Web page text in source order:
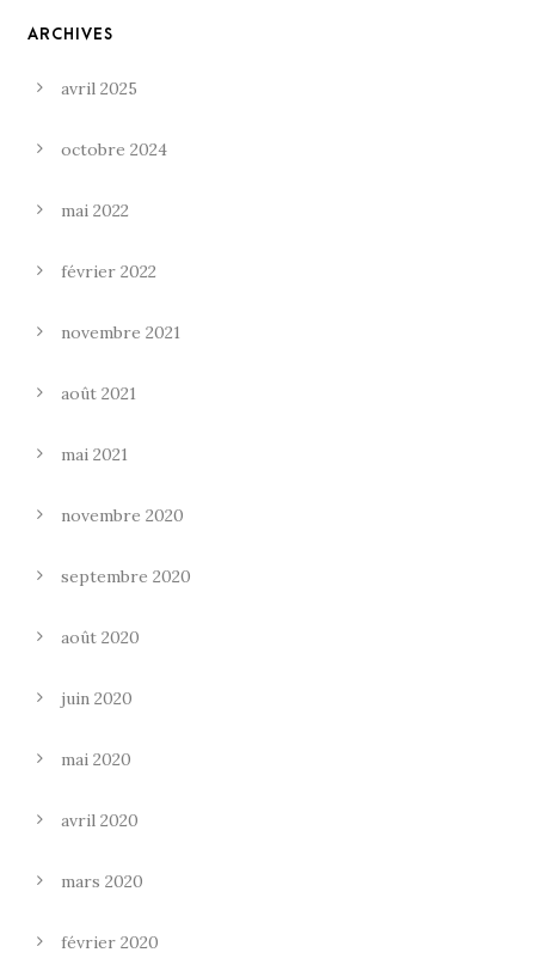
ARCHIVES
avril 2025
octobre 2024
mai 2022
février 2022
novembre 2021
août 2021
mai 2021
novembre 2020
septembre 2020
août 2020
juin 2020
mai 2020
avril 2020
mars 2020
février 2020